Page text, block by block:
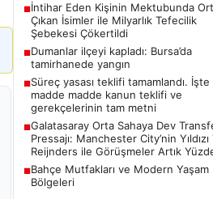
■İntihar Eden Kişinin Mektubunda
Çıkan İsimler ile Milyarlık Tefecilik
Şebekesi Çökertildi
■Dumanlar ilçeyi kapladı: Bursa’da
tamirhanede yangın
■Süreç yasası teklifi tamamlandı. İşte
madde madde kanun teklifi ve
gerekçelerinin tam metni
■Galatasaray Orta Sahaya Dev
Pressajı: Manchester City’nin
Reijnders ile Görüşmeler Artık
■Bahçe Mutfakları ve Modern Yaşam
Bölgeleri